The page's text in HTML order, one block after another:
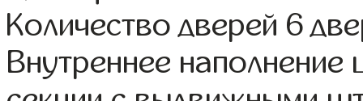
Количество дверей 6
Внутреннее